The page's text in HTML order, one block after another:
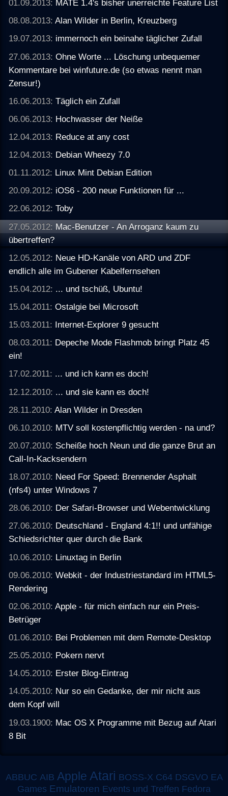
01.09.2013: MATE 1.4's bisher unerreichte Feature List
08.08.2013:Alan Wilder in Berlin, Kreuzberg
19.07.2013: immernoch ein beinahe täglicher Zufall
27.06.2013:Ohne Worte ... Löschung unbequemer
Kommentare bei winfuture.de (so etwas nennt man
Zensur!)
16.06.2013:Täglich ein Zufall
06.06.2013: Hochwasser der Neiße
12.04.2013: Reduce at any cost
12.04.2013: Debian Wheezy 7.0
01.11.2012: Linux Mint Debian Edition
20.09.2012: iOS6 - 200 neue Funktionen für ...
22.06.2012:Toby
27.05.2012: Mac-Benutzer - An Arroganz kaum zu
übertreffen?
12.05.2012: Neue HD-Kanäle von ARD und ZDF
endlich alle im Gubener Kabelfernsehen
15.04.2012: ... und tschüß, Ubuntu!
15.04.2011:Ostalgie bei Microsoft
15.03.2011: Internet-Explorer 9 gesucht
08.03.2011: Depeche Mode Flashmob bringt Platz 45
ein!
17.02.2011: ... und ich kann es doch!
12.12.2010: ... und sie kann es doch!
28.11.2010:Alan Wilder in Dresden
06.10.2010: MTV soll kostenpflichtig werden - na und?
20.07.2010: Scheiße hoch Neun und die ganze Brut an
Call-In-Kacksendern
18.07.2010: Need For Speed: Brennender Asphalt
(nfs4) unter Windows 7
28.06.2010: Der Safari-Browser und Webentwicklung
27.06.2010: Deutschland - England 4:1!! und unfähige
Schiedsrichter quer durch die Bank
10.06.2010: Linuxtag in Berlin
09.06.2010:Webkit - der Industriestandard im HTML5-
Rendering
02.06.2010:Apple - für mich einfach nur ein Preis-
Betrüger
01.06.2010: Bei Problemen mit dem Remote-Desktop
25.05.2010: Pokern nervt
14.05.2010: Erster Blog-Eintrag
14.05.2010: Nur so ein Gedanke, der mir nicht aus
dem Kopf will
19.03.1900: Mac OS X Programme mit Bezug auf Atari
8 Bit
ABBUC AIB Apple Atari BOSS-X C64 DSGVO EA
Games Emulatoren Events und Treffen Fedora